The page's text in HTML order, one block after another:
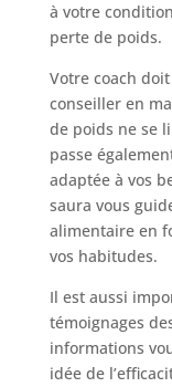
à votre
perte de poids.
Votre coach
conseiller en
de poids ne se
passe
adaptée à vos
saura vous
alimentaire en
vos habitudes.
Il est aussi
témoignages
informations
idée de